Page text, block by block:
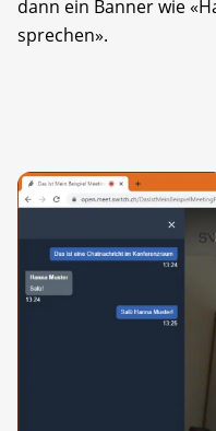
dann ein Banner wie
sprechen».